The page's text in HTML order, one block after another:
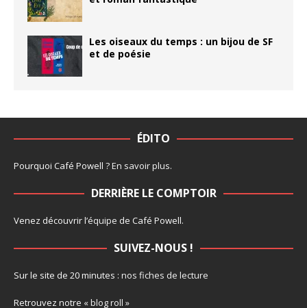
Les oiseaux du temps : un bijou de SF
et de poésie
ÉDITO
Pourquoi Café Powell ?En savoir plus.
DERRIÈRE LE COMPTOIR
Venez découvrir l’équipe de Café Powell.
SUIVEZ-NOUS !
Sur le site de 20 minutes : nos fiches de lecture
Retrouvez notre « blog roll »